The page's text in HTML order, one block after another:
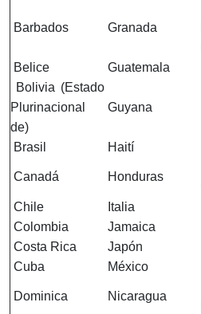
Barbados Granada
Belice
Guatemala
Bolivia (Estado
Plurinacional
de)
Guyana
Brasil Haití
Canadá Honduras
Chile
Italia
Colombia
Jamaica
Costa Rica
Japón
Cuba
México
Dominica Nicaragua